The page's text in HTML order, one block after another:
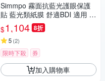
Simmpo 霧面抗藍光護眼保護
貼 藍光類紙膜 舒適BDI 適用 iP
ad Air 11吋 2024版 平板保護
貼
$1,104 8折
5 (2)
限時下殺 券
加入購物車